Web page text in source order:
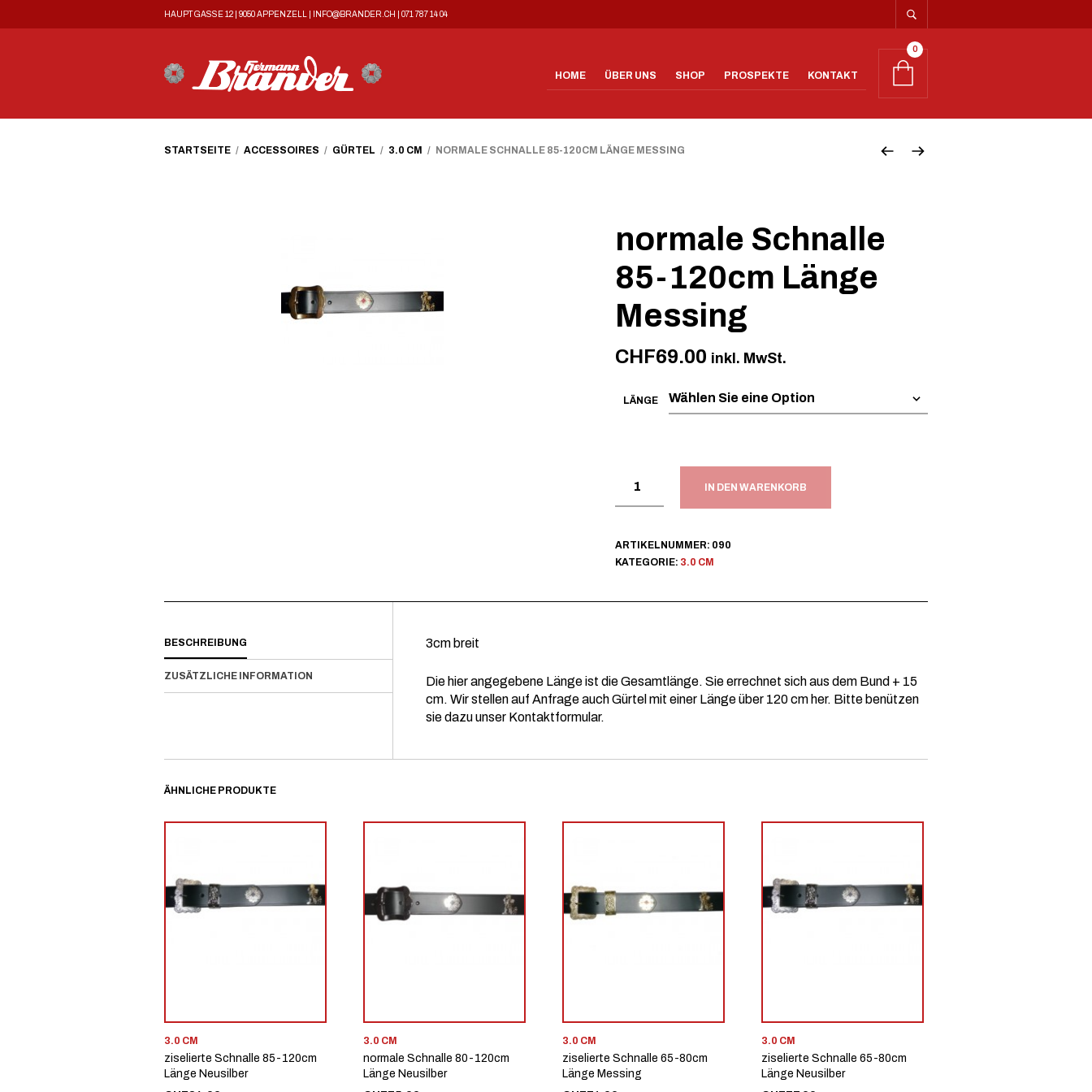
HAUPTGASSE 12 | 9050 APPENZELL | INFO@BRANDER.CH 071 787 14 04
HOME ÜBER UNS SHOP PROSPEKTE KONTAKT
0
STARTSEITE / ACCESSOIRES / GÜRTEL / 3.0 CM / NORMALE SCHNALLE 85-120CM LÄNGE MESSING
normale Schnalle
85-120cm Länge
Messing
CHF69.00 inkl. MwSt.
LÄNGE
IN DEN WARENKORB
ARTIKELNUMMER: 090
KATEGORIE: 3.0 CM
BESCHREIBUNG
ZUSÄTZLICHE INFORMATION
3cm breit
Die hier angegebene Länge ist die Gesamtlänge. Sie errechnet sich aus dem Bund + 15
cm. Wir stellen auf Anfrage auch Gürtel mit einer Länge über 120 cm her. Bitte benützen
sie dazu unser Kontaktformular.
ÄHNLICHE PRODUKTE
3.0 CM
ziselierte Schnalle 85-120cm
Länge Neusilber
3.0 CM
normale Schnalle 80-120cm
Länge Neusilber
3.0 CM
ziselierte Schnalle 65-80cm
Länge Messing
3.0 CM
ziselierte Schnalle 65-80cm
Länge Neusilber